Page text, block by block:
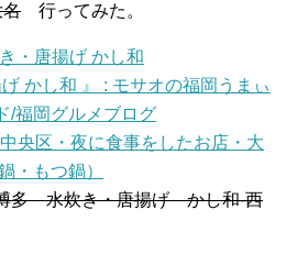
名 行ってみた。
・唐揚げ かし和
げ かし和 』 : モサオの福岡うまぃ
/福岡グルメブログ
央区・夜に食事をしたお店・大
・もつ鍋）
多 水炊き・唐揚げ かし和-西